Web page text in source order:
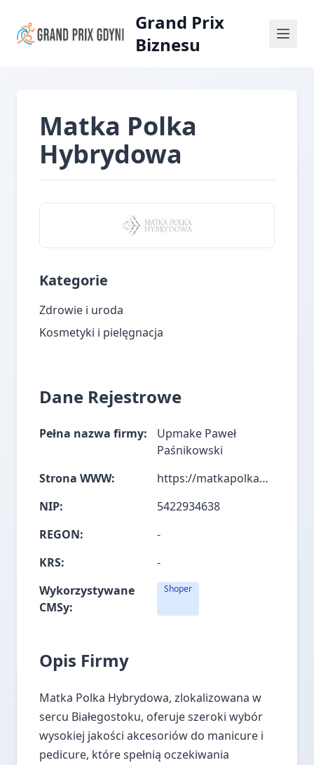
Grand Prix
Biznesu
Matka Polka
Hybrydowa
Kategorie
Zdrowie i uroda
Kosmetyki i pielęgnacja
Dane Rejestrowe
Pełna nazwa firmy:
Upmake Paweł
Paśnikowski
Strona WWW:
https://matkapolkahybrydowa.pl/
NIP:
5422934638
REGON:
-
KRS:
-
Wykorzystywane
CMSy:
Shoper
Opis Firmy
Matka Polka Hybrydowa, zlokalizowana w
sercu Białegostoku, oferuje szeroki wybór
wysokiej jakości akcesoriów do manicure i
pedicure, które spełnią oczekiwania